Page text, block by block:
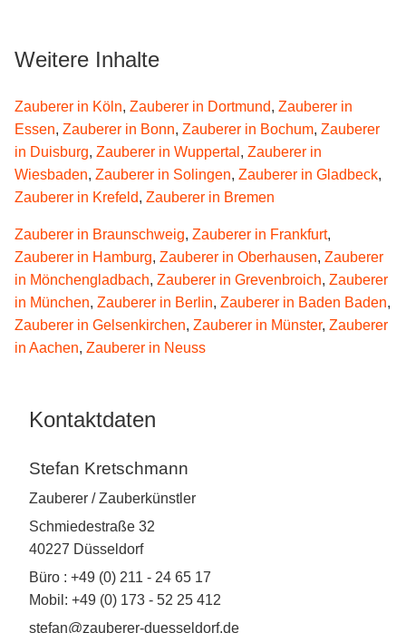
Weitere Inhalte
Zauberer in Köln, Zauberer in Dortmund, Zauberer in
Essen, Zauberer in Bonn, Zauberer in Bochum, Zauberer
in Duisburg, Zauberer in Wuppertal , Zauberer in
Wiesbaden, Zauberer in Solingen, Zauberer in Gladbeck,
Zauberer in Krefeld, Zauberer in Bremen
Zauberer in Braunschweig, Zauberer in Frankfurt,
Zauberer in Hamburg, Zauberer in Oberhausen, Zauberer
in Mönchengladbach, Zauberer in Grevenbroich, Zauberer
in München, Zauberer in Berlin, Zauberer in Baden Baden,
Zauberer in Gelsenkirchen, Zauberer in Münster, Zauberer
in Aachen, Zauberer in Neuss
Kontaktdaten
Stefan Kretschmann
Zauberer / Zauberkünstler
Schmiedestraße 32
40227 Düsseldorf
Büro : +49 (0) 211 - 24 65 17
Mobil: +49 (0) 173 - 52 25 412
stefan@zauberer-duesseldorf.de